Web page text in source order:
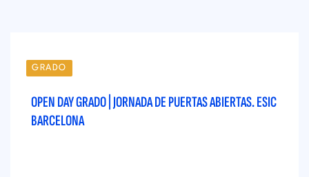
GRADO
OPEN DAY GRADO | JORNADA DE PUERTAS ABIERTAS. ESIC
BARCELONA